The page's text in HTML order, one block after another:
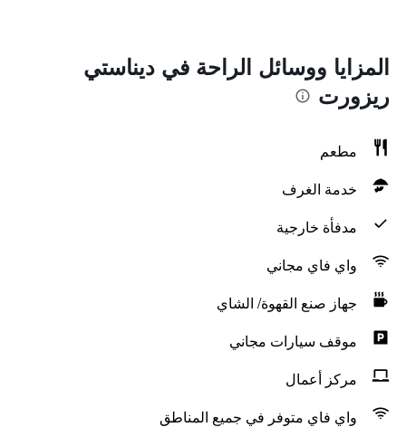
المزايا ووسائل الراحة في ديناستي
ريزورت
مطعم
خدمة الغرف
مدفأة خارجية
واي فاي مجاني
جهاز صنع القهوة/ الشاي
موقف سيارات مجاني
مركز أعمال
واي فاي متوفر في جميع المناطق